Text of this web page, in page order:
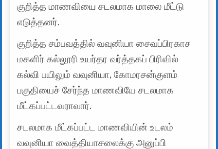
குறித்த மாணவியை சடலமாக மாலை மீட்டு
எடுத்தனர்.
குறித்த சம்பவத்தில் வவுனியா சைவப்பிரகாச
மகளிர் கல்லூரி உயர்தர வர்த்தகப் பிரிவில்
கல்வி பயிலும் வவுனியா, கோமரசன்குளம்
பகுதியைச் சேர்ந்த மாணவியே சடலமாக
மீட்கப்பட்டவராவார்.
சடலமாக மீட்கப்பட்ட மாணவியின் உடலம்
வவுனியா வைத்தியாசலைக்கு அனுப்பி